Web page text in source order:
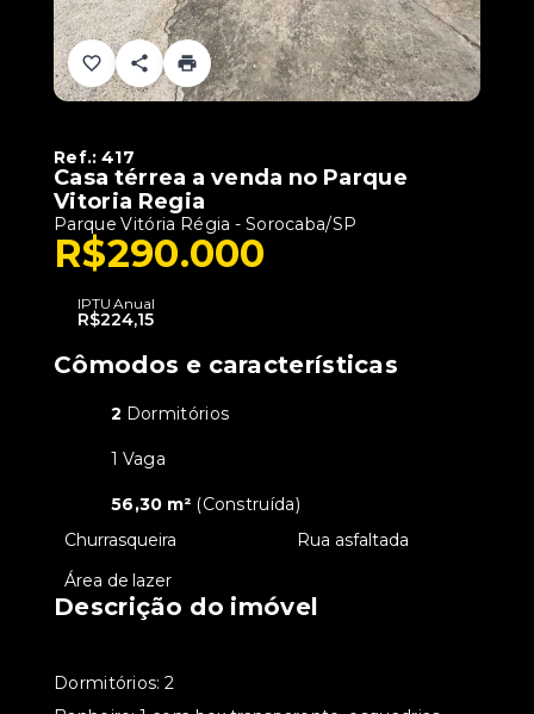
Ref.:417
Casa térrea a venda no Parque
Vitoria Regia
Parque Vitória Régia - Sorocaba/SP
R$290.000
IPTU Anual
R$224,15
Cômodos e características
2 Dormitórios
1 Vaga
56,30 m² (Construída)
Churrasqueira
Rua asfaltada
Área de lazer
Descrição do imóvel
Dormitórios: 2